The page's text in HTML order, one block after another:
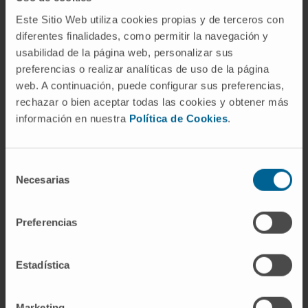
Este Sitio Web utiliza cookies propias y de terceros con
diferentes finalidades, como permitir la navegación y
usabilidad de la página web, personalizar sus
preferencias o realizar analíticas de uso de la página
web. A continuación, puede configurar sus preferencias,
rechazar o bien aceptar todas las cookies y obtener más
información en nuestra Política de Cookies.
Necesarias
Preferencias
Estadística
hormonales (descenso de estrógenos) tienen
repercusiones clínicas conocidas.
¿Los esteroides anabolizantes
causan atrofia testicular?
Sí. La administración exógena de testosterona
negativa. Sin FSH ni LH, el testículo pierde su
estímulo trófico y se atrofia. La reversibilidad
depende de la duración del uso y de factores
individuales.
Referencias